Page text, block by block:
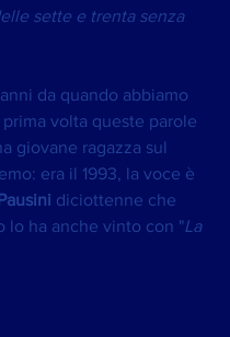
sette e trenta senza
da quando abbiamo
volta queste parole
giovane ragazza sul
era il 1993, la voce è
diciottenne che
lo ha anche vinto con "La